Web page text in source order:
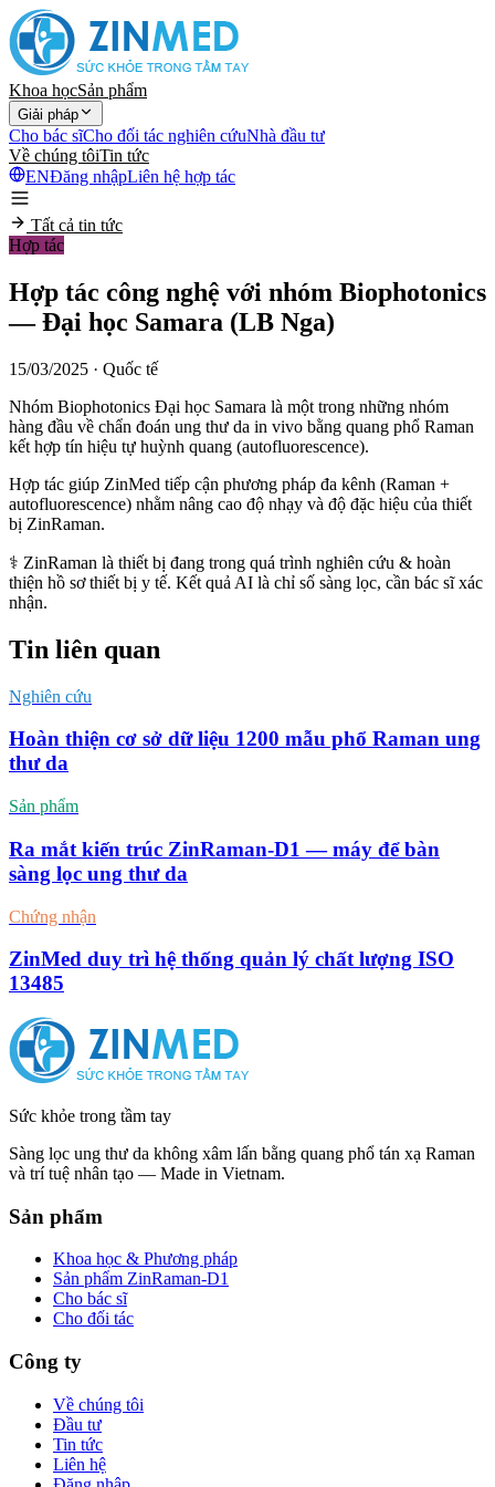
Khoa họcSản phẩm
Giải pháp
Cho bác sĩCho đối tác nghiên cứuNhà đầu tư
Về chúng tôiTin tức
ENĐăng nhậpLiên hệ hợp tác
Tất cả tin tức
Hợp tác
Hợp tác công nghệ với nhóm Biophotonics
— Đại học Samara (LB Nga)
15/03/2025 · Quốc tế
Nhóm Biophotonics Đại học Samara là một trong những nhóm
hàng đầu về chẩn đoán ung thư da in vivo bằng quang phổ Raman
kết hợp tín hiệu tự huỳnh quang (autofluorescence).
Hợp tác giúp ZinMed tiếp cận phương pháp đa kênh (Raman +
autofluorescence) nhằm nâng cao độ nhạy và độ đặc hiệu của thiết
bị ZinRaman.
⚕️ ZinRaman là thiết bị đang trong quá trình nghiên cứu & hoàn
thiện hồ sơ thiết bị y tế. Kết quả AI là chỉ số sàng lọc, cần bác sĩ xác
nhận.
Tin liên quan
Nghiên cứu
Hoàn thiện cơ sở dữ liệu 1200 mẫu phổ Raman ung
thư da
Sản phẩm
Ra mắt kiến trúc ZinRaman-D1 — máy để bàn
sàng lọc ung thư da
Chứng nhận
ZinMed duy trì hệ thống quản lý chất lượng ISO
13485
Sức khỏe trong tầm tay
Sàng lọc ung thư da không xâm lấn bằng quang phổ tán xạ Raman
và trí tuệ nhân tạo — Made in Vietnam.
Sản phẩm
Khoa học & Phương pháp
Sản phẩm ZinRaman-D1
Cho bác sĩ
Cho đối tác
Công ty
Về chúng tôi
Đầu tư
Tin tức
Liên hệ